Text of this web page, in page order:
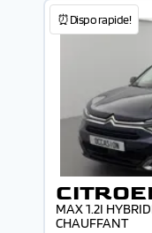
⏰Dispo rapide!
MAX 1.2I
CHAUFFANT